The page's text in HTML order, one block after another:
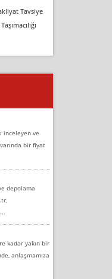
Tavsiye
inceleyen ve
bir fiyat
depolama
kadar yakın bir
anlaşmamıza